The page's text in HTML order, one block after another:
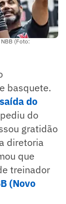
(Foto:
basquete.
do
do
gratidão
diretoria
que
treinador
(Novo